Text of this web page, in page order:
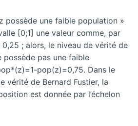
possède une faible population »
[0;1] une valeur comme, par
; alors, le niveau de vérité de
possède pas une faible
pop(z)=0,75. Dans le
vérité de Bernard Fustier, la
est donnée par l’échelon